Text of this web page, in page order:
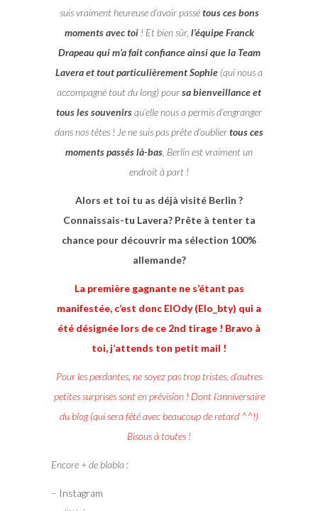
suis vraiment heureuse d’avoir passétous ces bons
moments avec toi! Et bien sûr, l’équipe Franck
Drapeau qui m’a fait confiance ainsi que la Team
Lavera et tout particulièrement Sophie (qui nous a
accompagné tout du long) poursa bienveillance et
tous les souvenirsqu’elle nous a permis d’engranger
dans nos têtes ! Je ne suis pas prête d’oubliertous ces
moments passés là-bas , Berlin est vraiment un
endroit à part !
Alors et toi tu as déjà visité Berlin ?
Connaissais-tu Lavera? Prête à tenter ta
chance pour découvrir ma sélection 100%
allemande?
La première gagnante ne s’étant pas
manifestée, c’est donc ElOdy (Elo_bty) qui a
été désignée lors de ce 2nd tirage ! Bravo à
toi, j’attends ton petit mail !
Pour les perdantes, ne soyez pas trop tristes, d’autres
petites surprises sont en prévision ! Dont l’anniversaire
du blog (qui sera fêté avec beaucoup de retard ^^!)
Bisous à toutes !
Encore + de blabla :
– Instagram